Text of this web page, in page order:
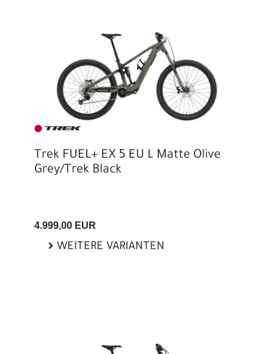
Trek FUEL+ EX 5 EU L Matte Olive
Grey/Trek Black
4.999,00 EUR
WEITERE VARIANTEN